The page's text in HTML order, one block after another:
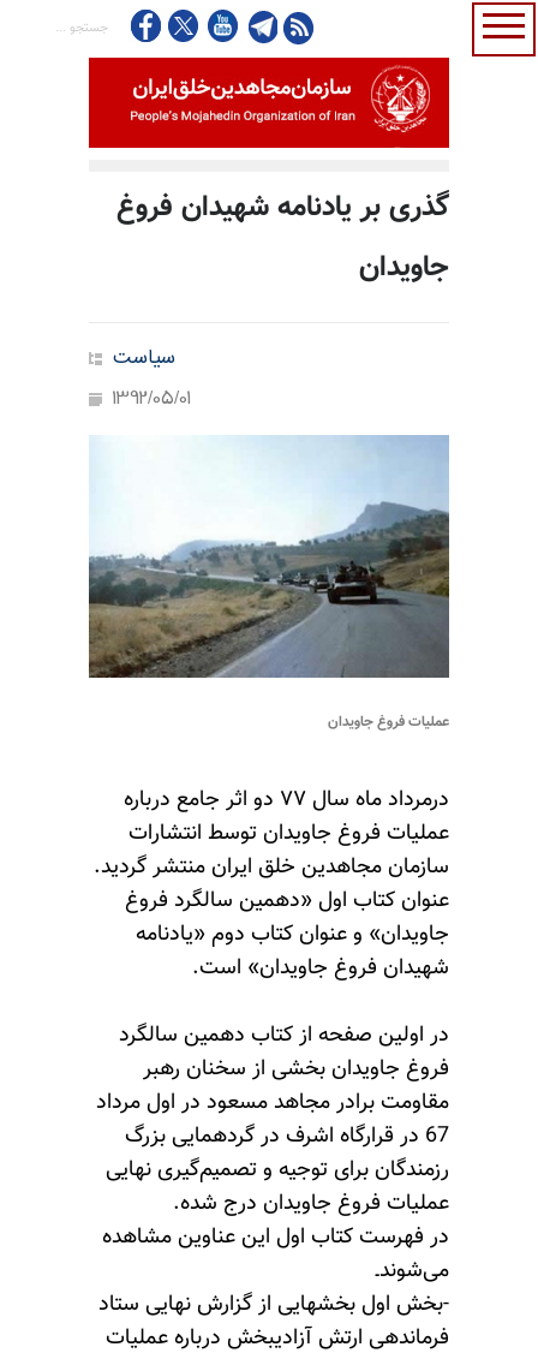
گذری بر یادنامه شهیدان فروغ
جاویدان
سیاست
1392/05/01
عملیات فروغ جاویدان
درمرداد ماه سال ۷۷ دو اثر جامع درباره
عملیات فروغ جاویدان توسط انتشارات
سازمان مجاهدین خلق ایران منتشر گردید.
عنوان کتاب اول «دهمین سالگرد فروغ
جاویدان» و عنوان کتاب دوم «یادنامه
شهیدان فروغ جاویدان» است.
در اولین صفحه از کتاب دهمین سالگرد
فروغ جاویدان بخشی از سخنان رهبر
مقاومت برادر مجاهد مسعود در اول مرداد
67 در قرارگاه اشرف در گردهمایی بزرگ
رزمندگان برای توجیه و تصمیم‌گیری نهایی
عملیات فروغ جاویدان درج شده.
در فهرست کتاب اول این عناوین مشاهده
می‌شوندـ
-بخش اول بخشهایی از گزارش نهایی ستاد
فرماندهی ارتش آزادیبخش درباره عملیات